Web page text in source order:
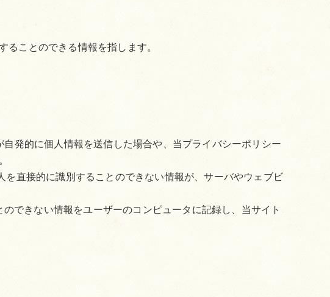
ことのできる情報を指します。
発的に個人情報を送信した場合や、当プライバシーポリシー
直接的に識別することのできない情報が、サーバやウェブビ
できない情報をユーザーのコンピュータに記録し、当サイト